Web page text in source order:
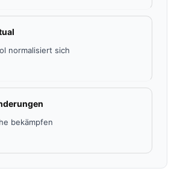
normalisiert sich
bekämpfen